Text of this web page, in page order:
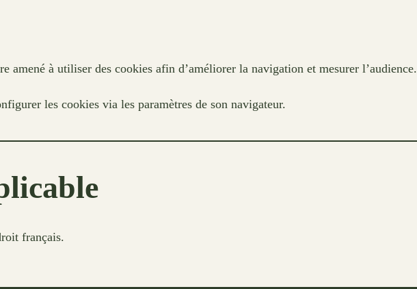
amené à utiliser des cookies afin d’améliorer la navigation et mesurer l’audience.
les cookies via les paramètres de son navigateur.
français.